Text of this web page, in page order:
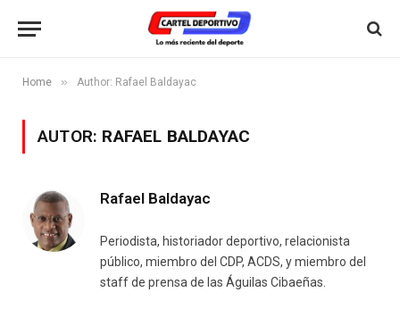
Home » Author: Rafael Baldayac
AUTOR: RAFAEL BALDAYAC
Rafael Baldayac
Periodista, historiador deportivo, relacionista
público, miembro del CDP, ACDS, y miembro del
staff de prensa de las Águilas Cibaeñas.